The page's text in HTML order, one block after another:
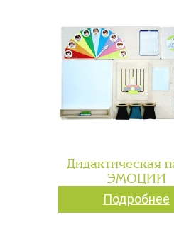
Дидактическая
ЭМОЦИИ
Подробнее